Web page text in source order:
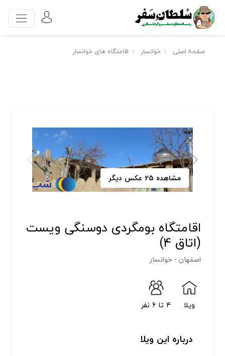
صفحه اصلی خوانسار اقامتگاه های خوانسار
مشاهده 25 عکس دیگر
اقامتگاه بومگردی دوسنگی ویست
(اتاق 4)
اصفهان - خوانسار
ویلا 4 تا 6 نفر
درباره این ویلا